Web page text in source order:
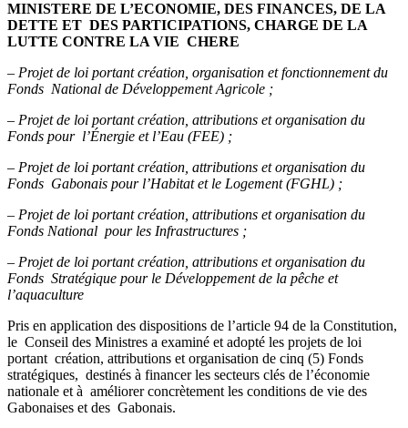
MINISTERE DE L’ECONOMIE, DES FINANCES, DE LA
DETTE ET DES PARTICIPATIONS, CHARGE DE LA
LUTTE CONTRE LA VIE CHERE
– Projet de loi portant création, organisation et fonctionnement du
Fonds National de Développement Agricole ;
– Projet de loi portant création, attributions et organisation du
Fonds pour l’Énergie et l’Eau (FEE) ;
– Projet de loi portant création, attributions et organisation du
Fonds Gabonais pour l’Habitat et le Logement (FGHL) ;
– Projet de loi portant création, attributions et organisation du
Fonds National pour les Infrastructures ;
– Projet de loi portant création, attributions et organisation du
Fonds Stratégique pour le Développement de la pêche et
l’aquaculture
Pris en application des dispositions de l’article 94 de la Constitution,
le Conseil des Ministres a examiné et adopté les projets de loi
portant création, attributions et organisation de cinq (5) Fonds
stratégiques, destinés à financer les secteurs clés de l’économie
nationale et à améliorer concrètement les conditions de vie des
Gabonaises et des Gabonais.